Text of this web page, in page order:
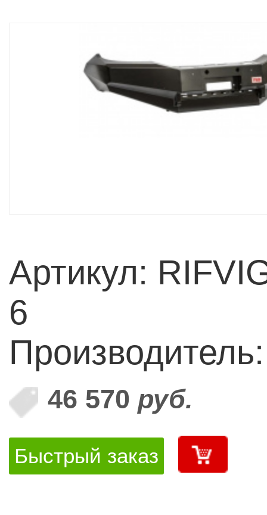
Артикул:
6
46 570 руб.
Быстрый заказ